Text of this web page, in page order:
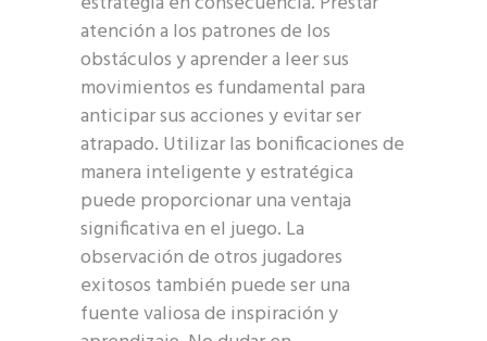
atención a los patrones de los
obstáculos y aprender a leer sus
movimientos es fundamental para
anticipar sus acciones y evitar ser
atrapado. Utilizar las bonificaciones de
manera inteligente y estratégica
puede proporcionar una ventaja
significativa en el juego. La
observación de otros jugadores
exitosos también puede ser una
fuente valiosa de inspiración y